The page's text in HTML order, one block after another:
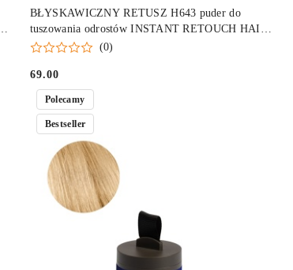
BŁYSKAWICZNY RETUSZ H643 puder do
tuszowania odrostów INSTANT RETOUCH HAIR
KOLOR ciepły brąz
(0)
Cena:
69.00
DO KOSZYKA
Polecamy
Bestseller